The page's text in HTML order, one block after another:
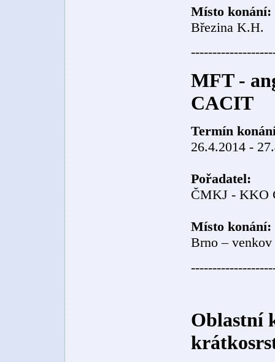
Místo konání:
Březina K.H.
MFT -
CACIT
Termín
26.4.2014 -
Pořadatel:
ČMKJ - KKO
Místo konání:
Brno – venkov
Oblastní